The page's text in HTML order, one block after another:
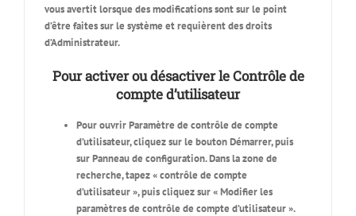
vous avertit lorsque des modifications sont sur le point
d’être faites sur le système et requièrent des droits
d’Administrateur.
Pour activer ou désactiver le Contrôle de
compte d’utilisateur
Pour ouvrir Paramètre de contrôle de compte
d’utilisateur, cliquez sur le boutonDémarrer, puis
sur Panneau de configuration. Dans la zone de
recherche, tapez « contrôle de compte
d’utilisateur », puis cliquez sur « Modifier les
paramètres de contrôle de compte d’utilisateur ».